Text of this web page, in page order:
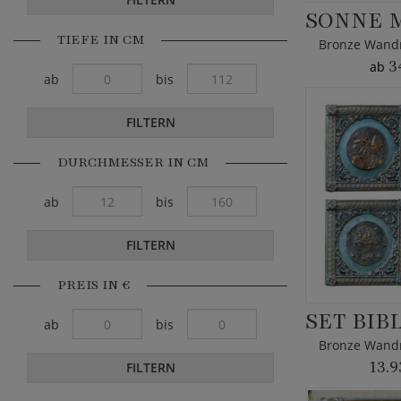
ab
TIEFE IN CM
ab bis
FILTERN
DURCHMESSER IN CM
ab bis
FILTERN
PREIS IN €
ab bis
FILTERN